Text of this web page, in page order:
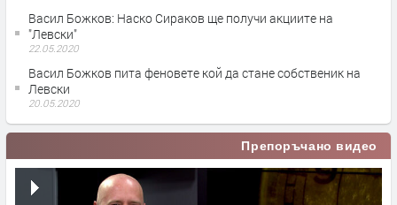
Васил Божков: Наско Сираков ще получи акциите на
"Левски"
22.05.2020
Васил Божков пита феновете кой да стане собственик на
Левски
20.05.2020
Препоръчано видео